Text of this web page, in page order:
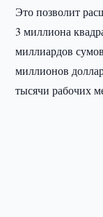
Это позволит
3 миллиона
миллиардов
миллионов
тысячи рабочих